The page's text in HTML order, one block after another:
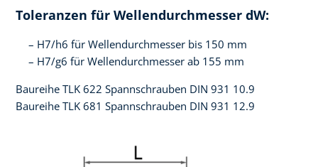
Toleranzen für Wellendurchmesser dW:
H7/h6 für Wellendurchmesser bis 150 mm
H7/g6 für Wellendurchmesser ab 155 mm
Baureihe TLK 622 Spannschrauben DIN 931 10.9
Baureihe TLK 681 Spannschrauben DIN 931 12.9